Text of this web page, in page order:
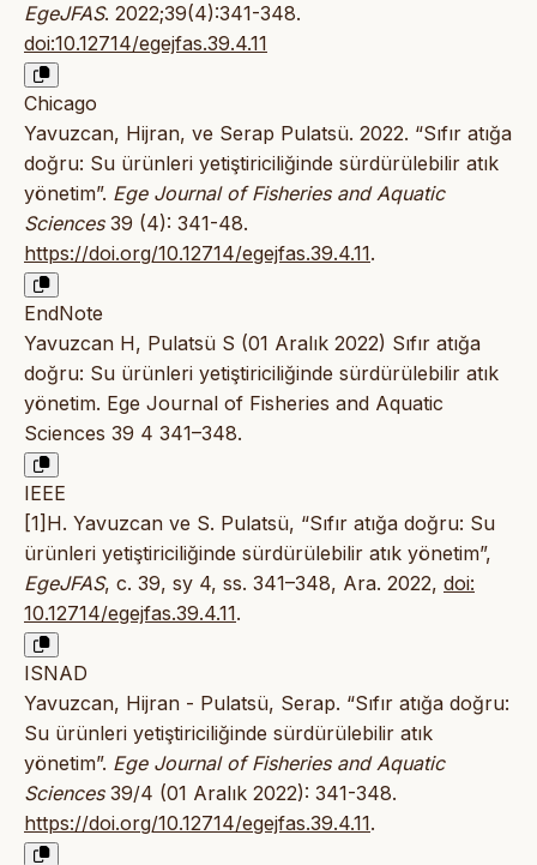
EgeJFAS. 2022;39(4):341-348.
doi:10.12714/egejfas.39.4.11
Chicago
Yavuzcan, Hijran, ve Serap Pulatsü. 2022. “Sıfır atığa
doğru: Su ürünleri yetiştiriciliğinde sürdürülebilir atık
yönetim”. Ege Journal of Fisheries and Aquatic
Sciences39 (4): 341-48.
https://doi.org/10.12714/egejfas.39.4.11.
EndNote
Yavuzcan H, Pulatsü S (01 Aralık 2022) Sıfır atığa
doğru: Su ürünleri yetiştiriciliğinde sürdürülebilir atık
yönetim. Ege Journal of Fisheries and Aquatic
Sciences 39 4 341–348.
IEEE
[1]H. Yavuzcan ve S. Pulatsü, “Sıfır atığa doğru: Su
ürünleri yetiştiriciliğinde sürdürülebilir atık yönetim”,
EgeJFAS, c. 39, sy 4, ss. 341–348, Ara. 2022, doi:
10.12714/egejfas.39.4.11.
ISNAD
Yavuzcan, Hijran - Pulatsü, Serap. “Sıfır atığa doğru:
Su ürünleri yetiştiriciliğinde sürdürülebilir atık
yönetim”. Ege Journal of Fisheries and Aquatic
Sciences39/4 (01 Aralık 2022): 341-348.
https://doi.org/10.12714/egejfas.39.4.11.